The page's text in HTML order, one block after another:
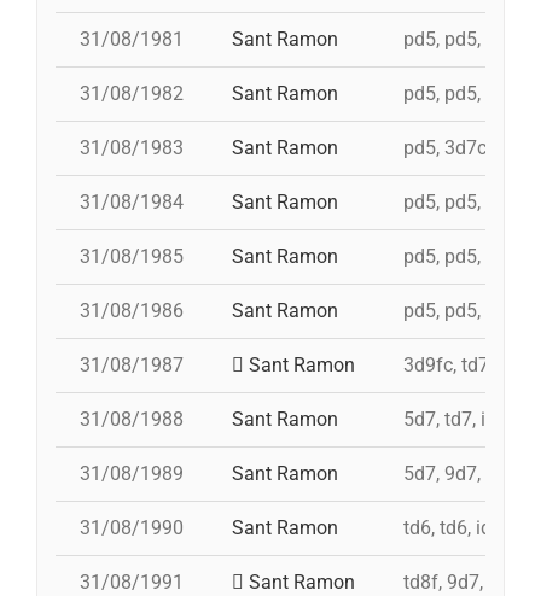
31/08/1981 Sant Ramon pd5, pd5, pd5,
31/08/1982 Sant Ramon pd5, pd5, pd5,
31/08/1983 Sant Ramon pd5, 3d7c,
31/08/1984 Sant Ramon pd5, pd5, pd5,
31/08/1985 Sant Ramon pd5, pd5, pd5,
31/08/1986 Sant Ramon pd5, pd5, pd5,
31/08/1987 Sant Ramon 3d9fc, td7, 4d8,
31/08/1988 Sant Ramon 5d7, td7, id
31/08/1989 Sant Ramon 5d7, 9d7, 4d8
31/08/1990 Sant Ramon td6, td6, id
31/08/1991 Sant Ramon td8f, 9d7, 5d7,